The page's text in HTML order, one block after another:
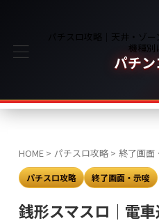
パチスロ攻略｜天井・ゾ
機種別
パチ
HOME > パチスロ攻略 > 終了画面
パチスロ攻略 終了画面・示唆
銭形スマスロ｜電